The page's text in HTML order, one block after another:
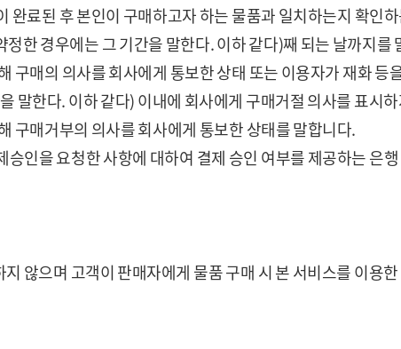
료된 후 본인이 구매하고자 하는 물품과 일치하는지 확인
한 경우에는 그 기간을 말한다. 이하 같다)째 되는 날까지를
구매의 의사를 회사에게 통보한 상태 또는 이용자가 재화
말한다. 이하 같다) 이내에 회사에게 구매거절 의사를 표시
구매거부의 의사를 회사에게 통보한 상태를 말합니다.
인을 요청한 사항에 대하여 결제 승인 여부를 제공하는 은
않으며 고객이 판매자에게 물품 구매 시 본 서비스를 이용